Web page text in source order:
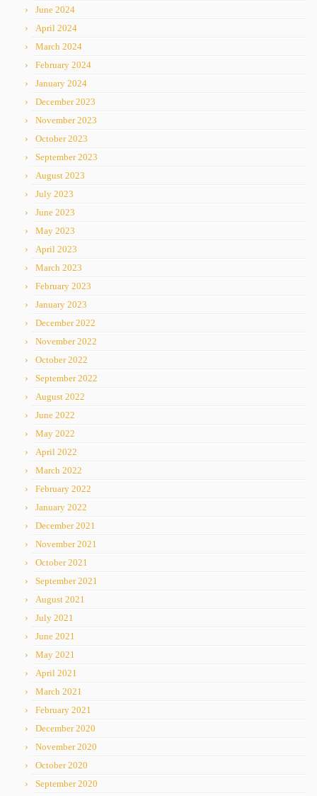
June 2024
April 2024
March 2024
February 2024
January 2024
December 2023
November 2023
October 2023
September 2023
August 2023
July 2023
June 2023
May 2023
April 2023
March 2023
February 2023
January 2023
December 2022
November 2022
October 2022
September 2022
August 2022
June 2022
May 2022
April 2022
March 2022
February 2022
January 2022
December 2021
November 2021
October 2021
September 2021
August 2021
July 2021
June 2021
May 2021
April 2021
March 2021
February 2021
December 2020
November 2020
October 2020
September 2020